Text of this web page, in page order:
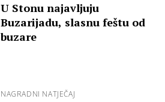
U Stonu najavljuju
Buzarijadu, slasnu feštu od
buzare
NAGRADNI NATJEČAJ